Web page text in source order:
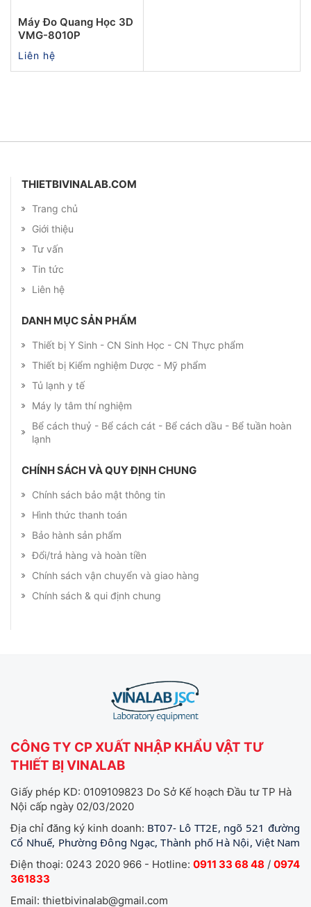
Máy Đo Quang Học 3D
VMG-8010P
Liên hệ
THIETBIVINALAB.COM
Trang chủ
Giới thiệu
Tư vấn
Tin tức
Liên hệ
DANH MỤC SẢN PHẨM
Thiết bị Y Sinh - CN Sinh Học - CN Thực phẩm
Thiết bị Kiểm nghiệm Dược - Mỹ phẩm
Tủ lạnh y tế
Máy ly tâm thí nghiệm
Bể cách thuỷ - Bể cách cát - Bể cách dầu - Bể tuần hoàn
lạnh
CHÍNH SÁCH VÀ QUY ĐỊNH CHUNG
Chính sách bảo mật thông tin
Hình thức thanh toán
Bảo hành sản phẩm
Đổi/trả hàng và hoàn tiền
Chính sách vận chuyển và giao hàng
Chính sách & qui định chung
CÔNG TY CP XUẤT NHẬP KHẨU VẬT TƯ
THIẾT BỊ VINALAB
Giấy phép KD: 0109109823 Do Sở Kế hoạch Đầu tư TP Hà
Nội cấp ngày 02/03/2020
Địa chỉ đăng ký kinh doanh: BT07- Lô TT2E, ngõ 521 đường
Cổ Nhuế, Phường Đông Ngạc, Thành phố Hà Nội, Việt Nam
Điện thoại: 0243 2020 966 - Hotline: 0911 33 68 48 / 0974
361833
Email: thietbivinalab@gmail.com